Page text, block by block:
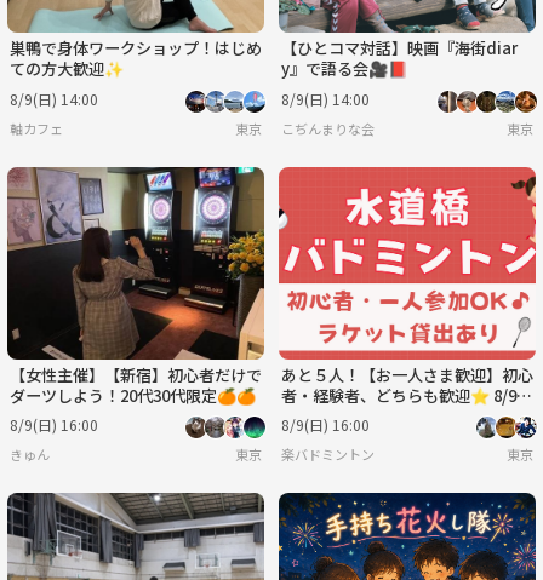
巣鴨で身体ワークショップ！はじめ
ての方大歓迎✨
8/9(日) 14:00
軸カフェ 東京
【ひとコマ対話】映画『海街diar
y』で語る会🎥📕
8/9(日) 14:00
こぢんまりな会 東京
【女性主催】【新宿】初心者だけで
ダーツしよう！20代30代限定🍊🍊
8/9(日) 16:00
きゅん 東京
あと５人！【お一人さま歓迎】初心
者・経験者、どちらも歓迎⭐︎ 8/9
（日）16時〜 水道橋でバドミン
トン⭐︎
8/9(日) 16:00
楽バドミントン 東京